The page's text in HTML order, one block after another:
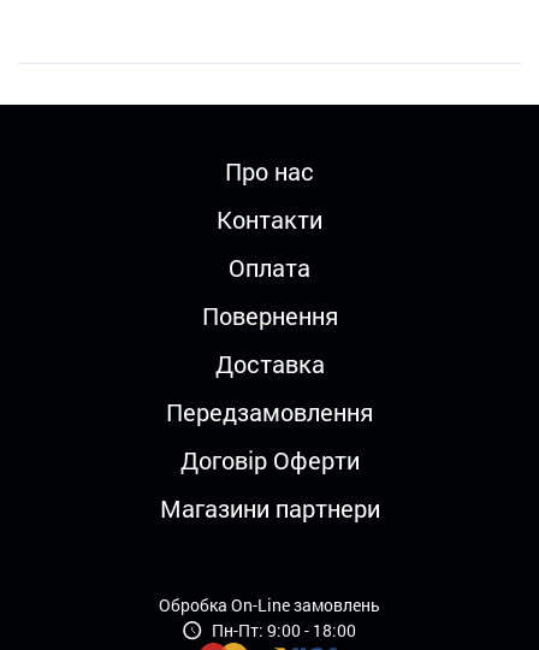
Про нас
Контакти
Оплата
Повернення
Доставка
Передзамовлення
Договір Оферти
Магазини партнери
Обробка On-Line замовлень
Пн-Пт: 9:00 - 18:00